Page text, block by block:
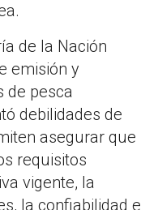
de la Nación
emisión y
de pesca
debilidades de
asegurar que
requisitos
vigente, la
la confiabilidad e